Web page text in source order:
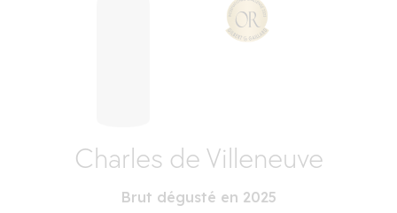
Charles de Villeneuve
Brut dégusté en 2025